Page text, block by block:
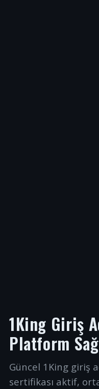
1King Giriş
Platform
Güncel 1King giriş
sertifikası aktif,